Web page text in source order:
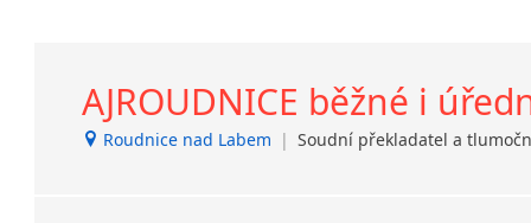
Dačice
Děčín
Dvůr Králové nad Labem
AJROUDNICE běžné i
Roudnice nad Labem | Soudní překladatel a